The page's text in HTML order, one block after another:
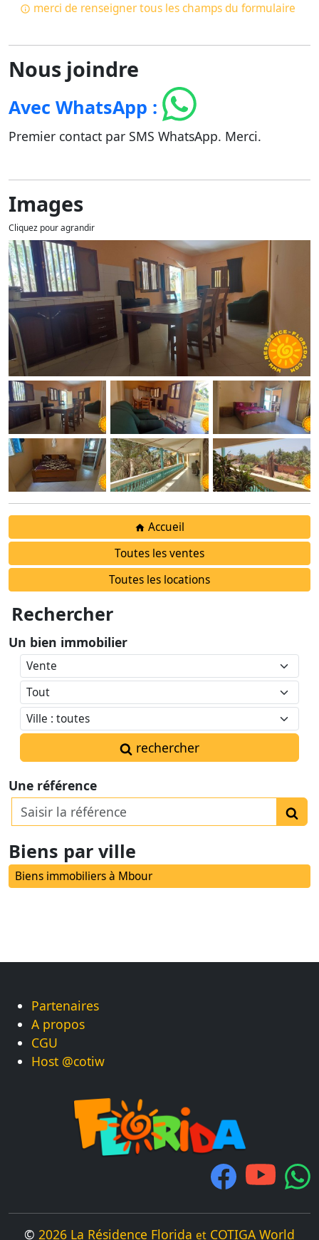
merci de renseigner tous les champs du formulaire
Nous joindre
Avec WhatsApp :
Premier contact par SMS WhatsApp. Merci.
Images
Cliquez pour agrandir
Accueil
Toutes les ventes
Toutes les locations
Rechercher
Un bien immobilier
rechercher
Une référence
Biens par ville
Biens immobiliers à Mbour
Partenaires
A propos
CGU
Host @cotiw
© 2026 La Résidence Florida et COTIGA World